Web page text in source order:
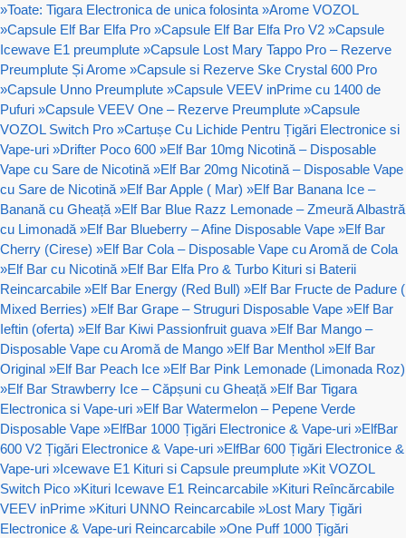
»Toate: Tigara Electronica de unica folosinta »Arome VOZOL
»Capsule Elf Bar Elfa Pro »Capsule Elf Bar Elfa Pro V2 »Capsule
Icewave E1 preumplute »Capsule Lost Mary Tappo Pro – Rezerve
Preumplute Și Arome »Capsule si Rezerve Ske Crystal 600 Pro
»Capsule Unno Preumplute »Capsule VEEV inPrime cu 1400 de
Pufuri »Capsule VEEV One – Rezerve Preumplute »Capsule
VOZOL Switch Pro »Cartușe Cu Lichide Pentru Țigări Electronice si
Vape-uri »Drifter Poco 600 »Elf Bar 10mg Nicotină – Disposable
Vape cu Sare de Nicotină »Elf Bar 20mg Nicotină – Disposable Vape
cu Sare de Nicotină »Elf Bar Apple ( Mar) »Elf Bar Banana Ice –
Banană cu Gheață »Elf Bar Blue Razz Lemonade – Zmeură Albastră
cu Limonadă »Elf Bar Blueberry – Afine Disposable Vape »Elf Bar
Cherry (Cirese) »Elf Bar Cola – Disposable Vape cu Aromă de Cola
»Elf Bar cu Nicotină »Elf Bar Elfa Pro & Turbo Kituri si Baterii
Reincarcabile »Elf Bar Energy (Red Bull) »Elf Bar Fructe de Padure (
Mixed Berries) »Elf Bar Grape – Struguri Disposable Vape »Elf Bar
Ieftin (oferta) »Elf Bar Kiwi Passionfruit guava »Elf Bar Mango –
Disposable Vape cu Aromă de Mango »Elf Bar Menthol »Elf Bar
Original »Elf Bar Peach Ice »Elf Bar Pink Lemonade (Limonada Roz)
»Elf Bar Strawberry Ice – Căpșuni cu Gheață »Elf Bar Tigara
Electronica si Vape-uri »Elf Bar Watermelon – Pepene Verde
Disposable Vape »ElfBar 1000 Țigări Electronice & Vape-uri »ElfBar
600 V2 Țigări Electronice & Vape-uri »ElfBar 600 Țigări Electronice &
Vape-uri »Icewave E1 Kituri si Capsule preumplute »Kit VOZOL
Switch Pico »Kituri Icewave E1 Reincarcabile »Kituri Reîncărcabile
VEEV inPrime »Kituri UNNO Reincarcabile »Lost Mary Țigări
Electronice & Vape-uri Reincarcabile »One Puff 1000 Țigări